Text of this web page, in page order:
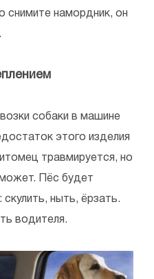
снимите намордник, он
собаки в машине
этого изделия
травмируется, но
Пёс будет
ныть, ёрзать.
водителя.